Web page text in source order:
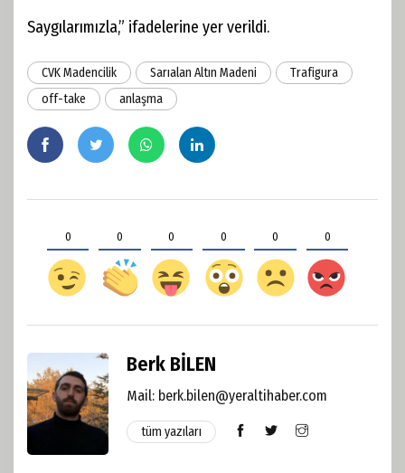
Saygılarımızla,” ifadelerine yer verildi.
CVK Madencilik Sarıalan Altın Madeni
Trafigura
off-take
anlaşma
0 0 0 0 0 0
Berk BİLEN
Mail: berk.bilen@yeraltihaber.com
tüm yazıları